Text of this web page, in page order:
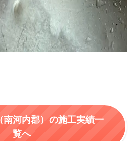
南河内郡）の施工実績一
覧へ